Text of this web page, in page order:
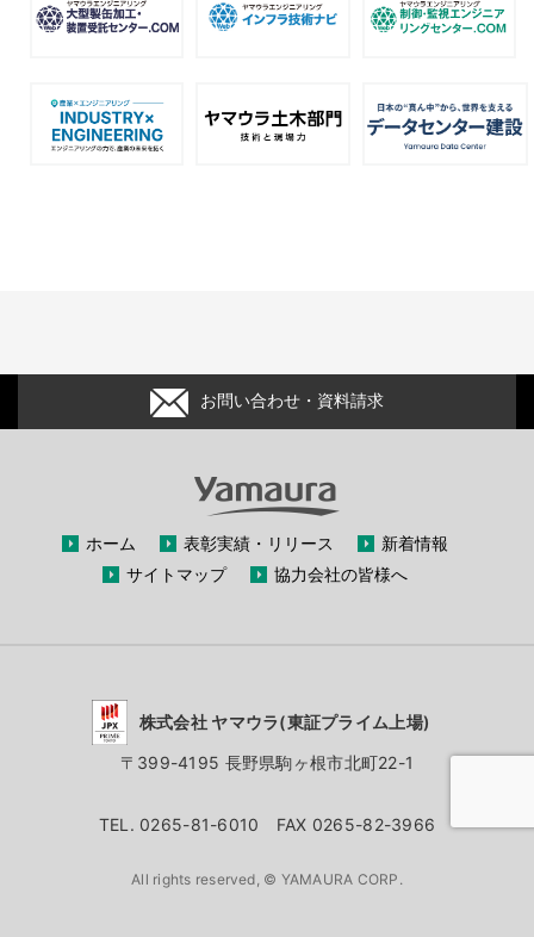
お問い合わせ・資料請求
ホーム 表彰実績・リリース
新着情報
サイトマップ
協力会社の皆様へ
株式会社 ヤマウラ(東証プライム上場)
〒399-4195 長野県駒ヶ根市北町22-1
TEL. 0265-81-6010 FAX 0265-82-3966
All rights reserved, © YAMAURA CORP.